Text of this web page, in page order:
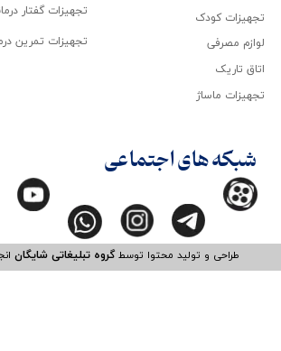
طراحی و تولید محتوا توسطگروه تبلیغاتی شایگان
تجهیزات کودک
لوازم مصرفی
اتاق تاریک
تجهیزات ماساژ
تجهیزات گفتار
تجهیزات تمرین
شبکه های اجتماعی